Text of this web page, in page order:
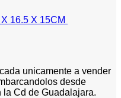
16.5 X 15CM
unicamente a vender
desde
la Cd de Guadalajara.